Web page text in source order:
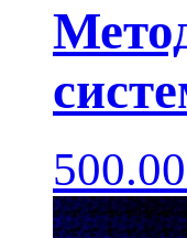
500.00